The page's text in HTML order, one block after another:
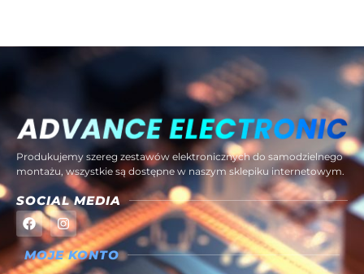
Produkujemy szereg zestawów elektronicznych do samodzielnego
montażu, wszystkie są dostępne w naszym sklepiku internetowym.
SOCIAL MEDIA
MOJE KONTO